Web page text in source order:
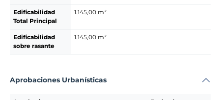
Edificabilidad
Total Principal
1.145,00 m²
Edificabilidad
sobre rasante
1.145,00 m²
Aprobaciones Urbanísticas